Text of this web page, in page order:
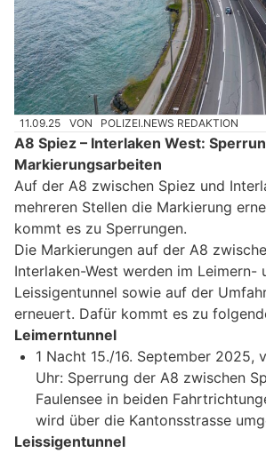
11.09.25 VON POLIZEI.NEWS REDAKTION
A8 Spiez – Interlaken West:
Markierungsarbeiten
Auf der A8 zwischen Spiez und
mehreren Stellen die Markierung
kommt es zu Sperrungen.
Die Markierungen auf der A8
Interlaken-West werden im Leimern-
Leissigentunnel sowie auf der
erneuert. Dafür kommt es zu
Leimerntunnel
1 Nacht 15./16. September 2025,
Uhr: Sperrung der A8 zwischen
Faulensee in beiden
wird über die Kantonsstrasse
Leissigentunnel